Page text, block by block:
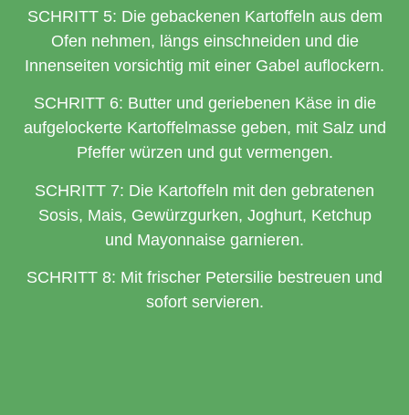
SCHRITT 5: Die gebackenen Kartoffeln aus dem
Ofen nehmen, längs einschneiden und die
Innenseiten vorsichtig mit einer Gabel auflockern.
SCHRITT 6: Butter und geriebenen Käse in die
aufgelockerte Kartoffelmasse geben, mit Salz und
Pfeffer würzen und gut vermengen.
SCHRITT 7: Die Kartoffeln mit den gebratenen
Sosis, Mais, Gewürzgurken, Joghurt, Ketchup
und Mayonnaise garnieren.
SCHRITT 8: Mit frischer Petersilie bestreuen und
sofort servieren.